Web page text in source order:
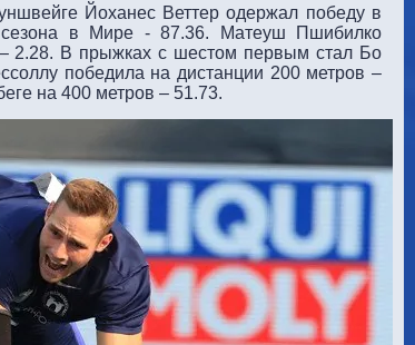
Йоханес Веттер одержал победу в
сезона в Мире - 87.36. Матеуш Пшибилко
2.28. В прыжках с шестом первым стал Бо
победила на дистанции 200 метров –
на 400 метров – 51.73.